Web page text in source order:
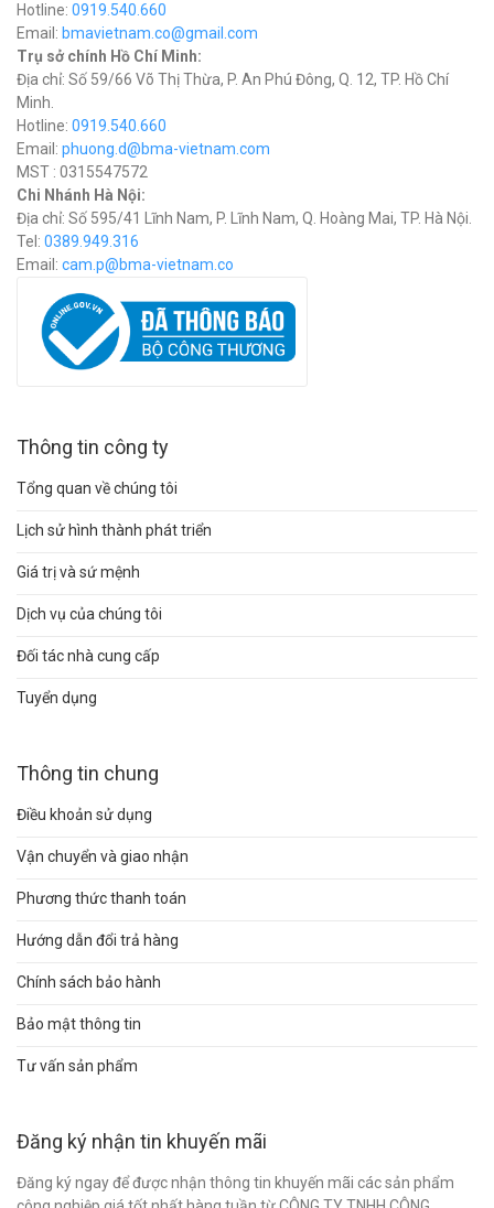
Hotline: 0919.540.660
Email: bmavietnam.co@gmail.com
Trụ sở chính Hồ Chí Minh:
Địa chỉ: Số 59/66 Võ Thị Thừa, P. An Phú Đông, Q. 12, TP. Hồ Chí
Minh.
Hotline: 0919.540.660
Email: phuong.d@bma-vietnam.com
MST : 0315547572
Chi Nhánh Hà Nội:
Địa chỉ: Số 595/41 Lĩnh Nam, P. Lĩnh Nam, Q. Hoàng Mai, TP. Hà Nội.
Tel: 0389.949.316
Email: cam.p@bma-vietnam.co
Thông tin công ty
Tổng quan về chúng tôi
Lịch sử hình thành phát triển
Giá trị và sứ mệnh
Dịch vụ của chúng tôi
Đối tác nhà cung cấp
Tuyển dụng
Thông tin chung
Điều khoản sử dụng
Vận chuyển và giao nhận
Phương thức thanh toán
Hướng dẫn đổi trả hàng
Chính sách bảo hành
Bảo mật thông tin
Tư vấn sản phẩm
Đăng ký nhận tin khuyến mãi
Đăng ký ngay để được nhận thông tin khuyến mãi các sản phẩm